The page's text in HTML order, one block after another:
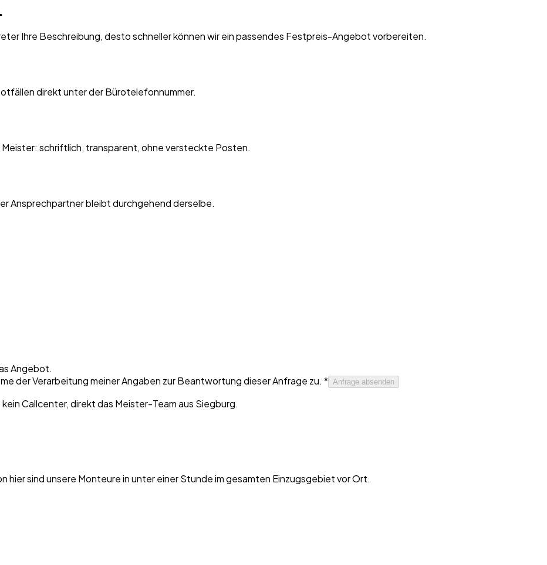
Ihre Beschreibung, desto schneller können wir ein passendes Festpreis-Angebot vorbereiten.
direkt unter der Bürotelefonnummer.
schriftlich, transparent, ohne versteckte Posten.
Ansprechpartner bleibt durchgehend derselbe.
Angebot.
der Verarbeitung meiner Angaben zur Beantwortung dieser Anfrage zu. * Anfrage absenden
Callcenter, direkt das Meister-Team aus Siegburg.
hier sind unsere Monteure in unter einer Stunde im gesamten Einzugsgebiet vor Ort.